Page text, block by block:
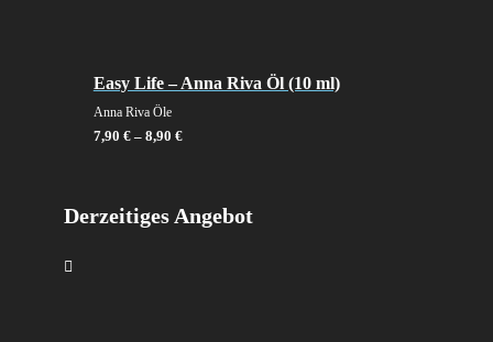
Easy Life – Anna Riva Öl (10 ml)
Anna Riva Öle
7,90 €– 8,90 €
Derzeitiges Angebot